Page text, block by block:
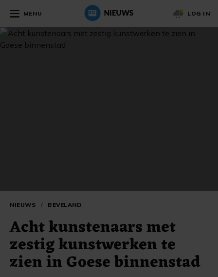
MENU LOG IN
NIEUWS / BEVELAND
Acht kunstenaars met
zestig kunstwerken te
zien in Goese binnenstad